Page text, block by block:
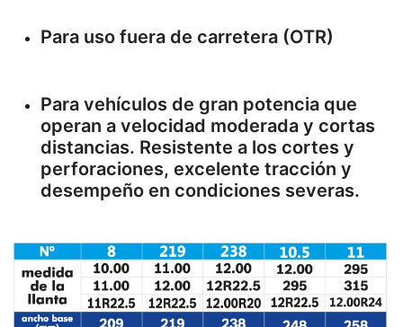
Para uso fuera de carretera (OTR)
Para vehículos de gran potencia que
operan a velocidad moderada y cortas
distancias. Resistente a los cortes y
perforaciones, excelente tracción y
desempeño en condiciones severas.